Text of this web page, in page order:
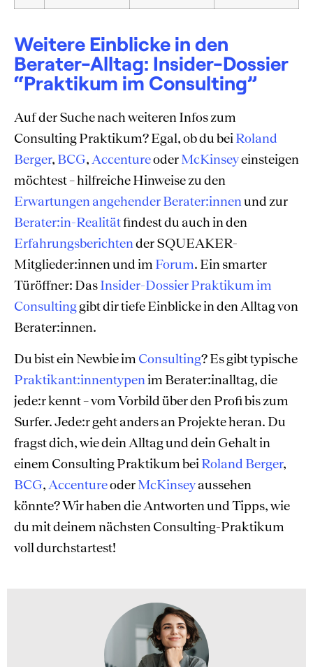
Weitere Einblicke in den
Berater-Alltag: Insider-Dossier
“Praktikum im Consulting”
Auf der Suche nach weiteren Infos zum
Consulting Praktikum? Egal, ob du bei Roland
Berger, BCG, AccentureoderMcKinseyeinsteigen
möchtest – hilfreiche Hinweise zu den
Erwartungen angehender Berater:innenund zur
Berater:in-Realitätfindest du auch in den
Erfahrungsberichtender SQUEAKER-
Mitglieder:innen und im Forum. Ein smarter
Türöffner: DasInsider-Dossier Praktikum im
Consultinggibt dir tiefe Einblicke in den Alltag von
Berater:innen.
Du bist ein Newbie im Consulting? Es gibt typische
Praktikant:innentypenim Berater:inalltag, die
jede:r kennt – vom Vorbild über den Profi bis zum
Surfer. Jede:r geht anders an Projekte heran. Du
fragst dich, wie dein Alltag und dein Gehalt in
einem Consulting Praktikum bei Roland Berger,
BCG, AccentureoderMcKinseyaussehen
könnte? Wir haben die Antworten und Tipps, wie
du mit deinem nächsten Consulting-Praktikum
voll durchstartest!